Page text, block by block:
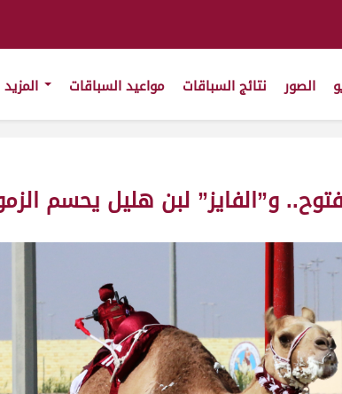
الصور نتائج السباقات مواعيد السباقات
و”الفايز” لبن هليل يحسم